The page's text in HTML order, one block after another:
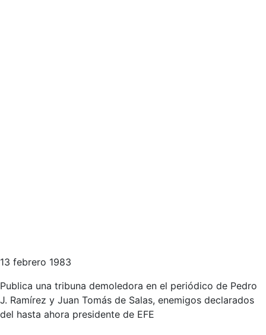
13 febrero 1983
Publica una tribuna demoledora en el periódico de Pedro
J. Ramírez y Juan Tomás de Salas, enemigos declarados
del hasta ahora presidente de EFE